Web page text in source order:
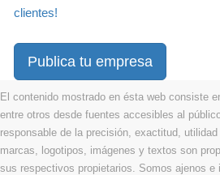
clientes!
Publica tu empresa
El contenido mostrado en ésta web consiste
entre otros desde fuentes accesibles al
responsable de la precisión, exactitud,
marcas, logotipos, imágenes y textos son
sus respectivos propietarios. Somos ajenos e